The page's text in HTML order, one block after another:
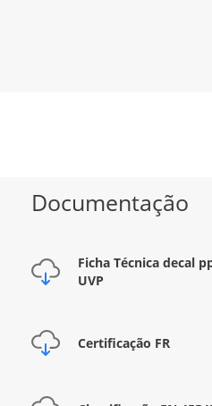
Documentação
Ficha Técnica decal
UVP
Certificação FR